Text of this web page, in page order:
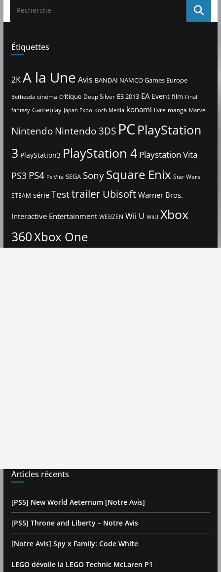
Étiquettes
2KA la Une Avis BANDAI NAMCO Games Europe
Bethesda cinéma critique Deep Silver E3 2013 EA Event film Final
fantasy Gameplay Japan Expo Koch Media konami livre manga Marvel
Nintendo Nintendo 3DS PCPlayStation
3 PlayStation3 PlayStation 4 Playstation Vita
PS3 PS4 Ps Vita SEGA Sony Square Enix Star Wars
STEAM série TesttrailerUbisoftWarner Bros.
Interactive Entertainment WEBZEN Wii U WiiU Xbox
360Xbox One
Articles récents
[PS5] New World Aeternum [Notre Avis]
[PS5] Throne and Liberty – Notre Avis
[Notre Avis] Spy x Family: Code White
LEGO dévoile la LEGO Technic McLaren P1